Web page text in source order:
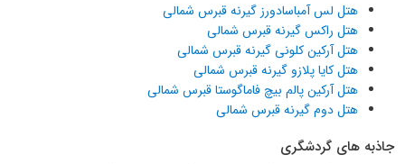
هتل لس آمباسادورز گیرنه قبرس شمالی
هتل راکس گیرنه قبرس شمالی
هتل آرکین کلونی گیرنه قبرس شمالی
هتل کایا پلازو گیرنه قبرس شمالی
هتل آرکین پالم بیچ فاماگوستا قبرس شمالی
هتل دوم گیرنه قبرس شمالی
جاذبه های گردشگری